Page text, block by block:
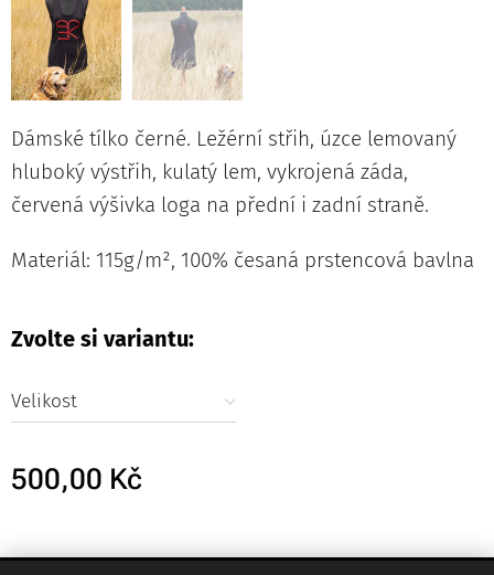
Dámské tílko černé. Ležérní střih, úzce lemovaný
hluboký výstřih, kulatý lem, vykrojená záda,
červená výšivka loga na přední i zadní straně.
Materiál: 115g/m², 100% česaná prstencová bavlna
Zvolte si variantu:
Velikost
500,00 Kč